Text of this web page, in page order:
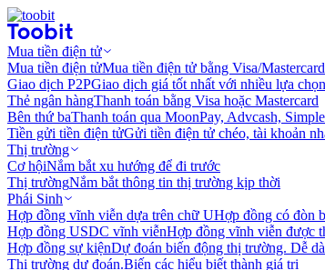
Mua tiền điện tử
Mua tiền điện tửMua tiền điện tử bằng Visa/Mastercard
Giao dịch P2PGiao dịch giá tốt nhất với nhiều lựa
Thẻ ngân hàngThanh toán bằng Visa hoặc Mastercard
Bên thứ baThanh toán qua MoonPay, Advcash,
Tiền gửi tiền điện tửGửi tiền điện tử chéo, tài khoản
Thị trường
Cơ hộiNắm bắt xu hướng để đi trước
Thị trườngNắm bắt thông tin thị trường kịp thời
Phái Sinh
Hợp đồng vĩnh viễn dựa trên chữ UHợp đồng có đòn
Hợp đồng USDC vĩnh viễnHợp đồng vĩnh viễn được
Hợp đồng sự kiệnDự đoán biến động thị trường. Dễ
Thị trường dự đoán.Biến các hiểu biết thành giá trị